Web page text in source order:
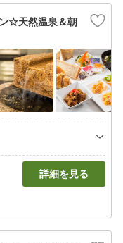
☆天然温泉＆朝
詳細を見る